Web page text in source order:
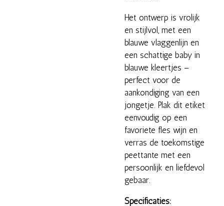
Het ontwerp is vrolijk
en stijlvol, met een
blauwe vlaggenlijn en
een schattige baby in
blauwe kleertjes –
perfect voor de
aankondiging van een
jongetje. Plak dit etiket
eenvoudig op een
favoriete fles wijn en
verras de toekomstige
peettante met een
persoonlijk en liefdevol
gebaar.
Specificaties: